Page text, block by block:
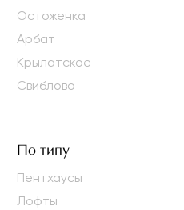
Остоженка
Арбат
Крылатское
Свиблово
По типу
Пентхаусы
Лофты